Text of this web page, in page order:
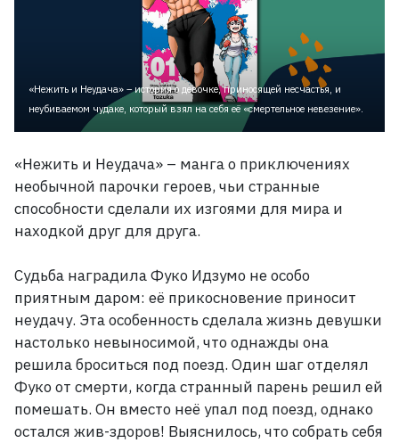
«Нежить и Неудача» – история о девочке, приносящей несчастья, и
неубиваемом чудаке, который взял на себя её «смертельное невезение».
«Нежить и Неудача» – манга о приключениях
необычной парочки героев, чьи странные
способности сделали их изгоями для мира и
находкой друг для друга.
Судьба наградила Фуко Идзумо не особо
приятным даром: её прикосновение приносит
неудачу. Эта особенность сделала жизнь девушки
настолько невыносимой, что однажды она
решила броситься под поезд. Один шаг отделял
Фуко от смерти, когда странный парень решил ей
помешать. Он вместо неё упал под поезд, однако
остался жив-здоров! Выяснилось, что собрать себя